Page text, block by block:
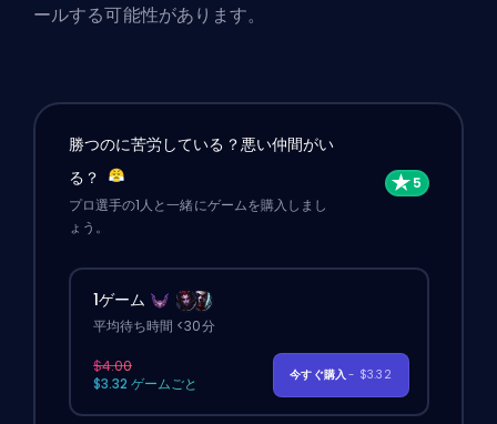
ールする可能性があります。
勝つのに苦労している？悪い仲間がい
る？
プロ選手の1人と一緒にゲームを購入しまし
ょう。
1ゲーム
平均待ち時間 <30分
$4.00
$3.32 ゲームごと
今すぐ購入- $3.32